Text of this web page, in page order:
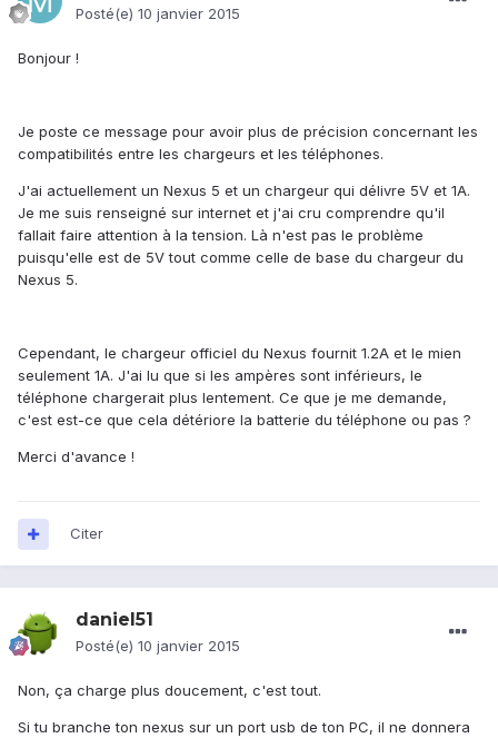
Posté(e) 10 janvier 2015
Bonjour !
Je poste ce message pour avoir plus de précision concernant les
compatibilités entre les chargeurs et les téléphones.
J'ai actuellement un Nexus 5 et un chargeur qui délivre 5V et 1A.
Je me suis renseigné sur internet et j'ai cru comprendre qu'il
fallait faire attention à la tension. Là n'est pas le problème
puisqu'elle est de 5V tout comme celle de base du chargeur du
Nexus 5.
Cependant, le chargeur officiel du Nexus fournit 1.2A et le mien
seulement 1A. J'ai lu que si les ampères sont inférieurs, le
téléphone chargerait plus lentement. Ce que je me demande,
c'est est-ce que cela détériore la batterie du téléphone ou pas ?
Merci d'avance !
Citer
daniel51
Posté(e) 10 janvier 2015
Non, ça charge plus doucement, c'est tout.
Si tu branche ton nexus sur un port usb de ton PC, il ne donnera